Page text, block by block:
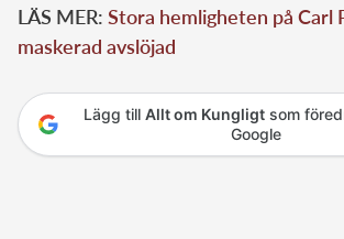
LÄS MER: Stora hemligheten på Carl
maskerad avslöjad
Lägg till Allt om Kungligtsom
Google